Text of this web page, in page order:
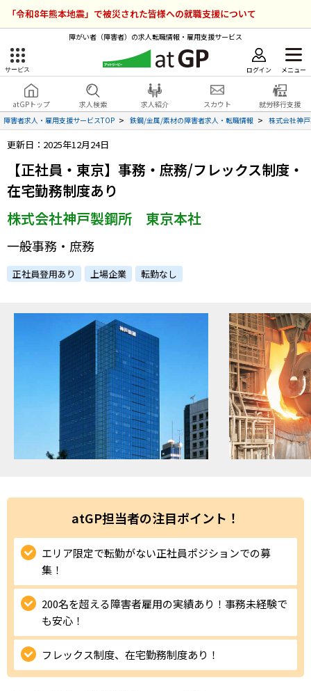
「令和8年熊本地震」で被災された皆様への就職支援について
障がい者（障害者）の求人転職情報・雇用支援サービス
サービス ログイン メニュー
atGPトップ 求人検索 求人紹介 スカウト
就労移行支援
障害者求人・雇用支援サービスTOP
鉄鋼/金属/素材の障害者求人・転職情報 株式会社神
更新日：2025年12月24日
【正社員・東京】事務・庶務/フレックス制度・
在宅勤務制度あり
株式会社神戸製鋼所 東京本社
一般事務・庶務
正社員登用あり 上場企業 転勤なし
atGP担当者の注目ポイント！
エリア限定で転勤がない正社員ポジションでの募
集！
200名を超える障害者雇用の実績あり！事務未経験で
も安心！
フレックス制度、在宅勤務制度あり！
障害者雇用のアットジーピー
サービスラインナップ
就転職支援サービス
障害者専門の就転職支援サービス
障害者アスリート専門の就転職支援サービス
ハイスキルな障害者の転職支援サービス
障害のある新卒学生専門の就職エージェントサービス
求人検索・スカウトサービス
就労移行支援サービス
障害別専門支援の就労移行支援サービス
IT・Web制作スキルを身につける就労移行支援サービス
ログイン 会員登録 無料
atGPトップ
各種サービス
求人を検索する
求人を紹介してもらう
就労移行支援サービス
就職・転職ノウハウ
お問い合わせ・よくある質問
お問い合わせ
採用をお考えの企業様はこちら